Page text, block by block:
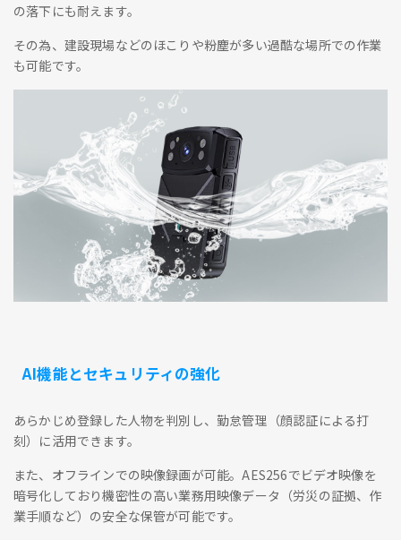
の落下にも耐えます。
その為、建設現場などのほこりや粉塵が多い過酷な場所での作業
も可能です。
AI機能とセキュリティの強化
あらかじめ登録した人物を判別し、勤怠管理（顔認証による打
刻）に活用できます。
また、オフラインでの映像録画が可能。AES256でビデオ映像を
暗号化しており機密性の高い業務用映像データ（労災の証拠、作
業手順など）の安全な保管が可能です。